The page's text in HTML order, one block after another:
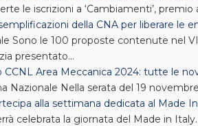
le iscrizioni a ‘Cambiamenti’,
della CNA per liberare le
Sono le 100 proposte contenute nel
presentato…
CCNL Area Meccanica 2024: tutte le
Nazionale Nella serata del 19
alla settimana dedicata al Made
celebrata la giornata del Made in